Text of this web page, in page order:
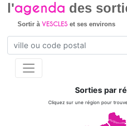
l'agenda des
Sortir à VESCLESet ses environs
Sorties par
Cliquez sur une région pour